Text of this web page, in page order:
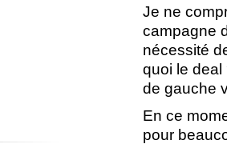
Je ne
campagne
nécessité
quoi le deal
de gauche
En ce
pour